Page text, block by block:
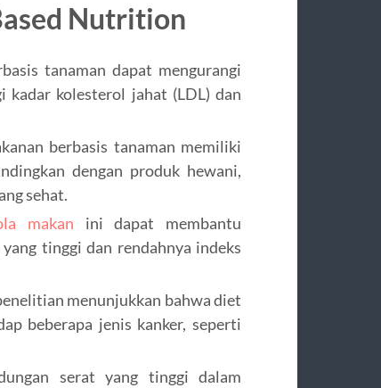
Nutrition
tanaman dapat mengurangi
kadar kolesterol jahat (LDL) dan
berbasis tanaman memiliki
dengan produk hewani,
sehat.
makan ini dapat membantu
tinggi dan rendahnya indeks
menunjukkan bahwa diet
beberapa jenis kanker, seperti
serat yang tinggi dalam